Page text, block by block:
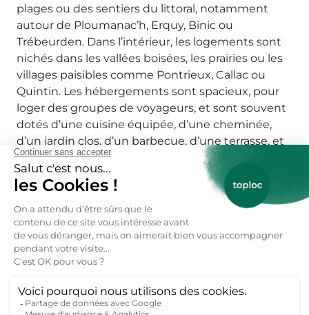
plages ou des sentiers du littoral, notamment
autour de Ploumanac’h, Erquy, Binic ou
Trébeurden. Dans l’intérieur, les logements sont
nichés dans les vallées boisées, les prairies ou les
villages paisibles comme Pontrieux, Callac ou
Quintin. Les hébergements sont spacieux, pour
loger des groupes de voyageurs, et sont souvent
dotés d’une cuisine équipée, d’une cheminée,
d’un jardin clos, d’un barbecue, d’une terrasse, et
parfois d’un accès direct aux plages ou aux
chemins de randonnée pour des découvertes
nature.
Activités nature et plein air dans les
Côtes-d’Armor : entre littoral, landes et
forêts
Au bord de mer
La côte nord des Côtes-d’Armor est réputée pour